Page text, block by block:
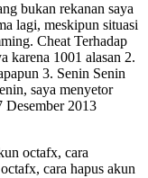
bukan rekanan saya
lagi, meskipun situasi
Cheat Terhadap
karena 1001 alasan 2.
3. Senin Senin
saya menyetor
Desember 2013
octafx, cara
cara hapus akun